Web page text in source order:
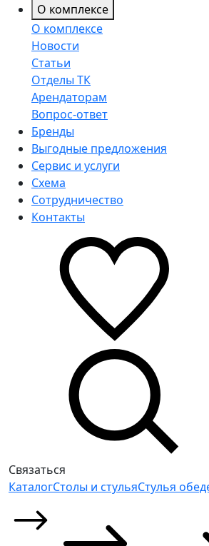
О комплексе
О комплексе
Новости
Статьи
Отделы ТК
Арендаторам
Вопрос-ответ
Бренды
Выгодные предложения
Сервис и услуги
Схема
Сотрудничество
Контакты
Связаться
КаталогСтолы и стульяСтулья